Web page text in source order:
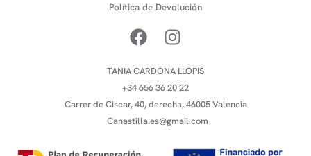
Política de Devolución
TANIA CARDONA LLOPIS
+34 656 36 20 22
Carrer de Ciscar, 40, derecha, 46005 Valencia
Canastilla.es@gmail.com